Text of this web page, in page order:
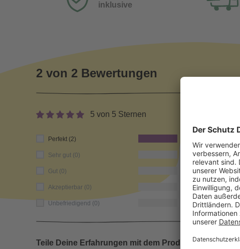
inklusive
2 von 2 Bewertungen
5 von 5 Sternen
Perfekt (2)
Sehr gut (0) 0%
Gut (0) 0%
Akzeptierbar (0) 0%
Unbefriedigend (0) 0%
Teile Deine Erfahrungen mit dem Produkt mit